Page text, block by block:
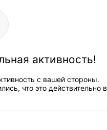
активность!
с вашей стороны.
что это действительно